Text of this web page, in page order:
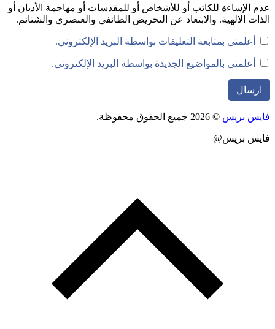
الإساءة للكاتب أو للأشخاص أو للمقدسات أو مهاجمة الأديان أو
الالهية. والابتعاد عن التحريض الطائفي والعنصري والشتائم.
أعلمني بمتابعة التعليقات بواسطة البريد الإلكتروني.
أعلمني بالمواضيع الجديدة بواسطة البريد الإلكتروني.
بريس © 2026 جميع الحقوق محفوظة.
بريس@